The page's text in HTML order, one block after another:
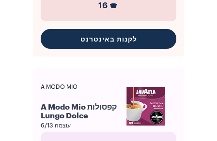
16
לקנות באינטרנט
A MODO MIO
קפסולות A Modo Mio
Lungo Dolce
עוצמה 6/13